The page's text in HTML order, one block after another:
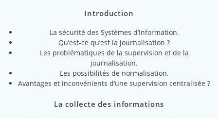
Introduction
La sécurité des Systèmes d’Information.
Qu’est-ce qu’est la journalisation ?
Les problématiques de la supervision et de la
journalisation.
Les possibilités de normalisation.
Avantages et inconvénients d’une supervision centralisée ?
La collecte des informations